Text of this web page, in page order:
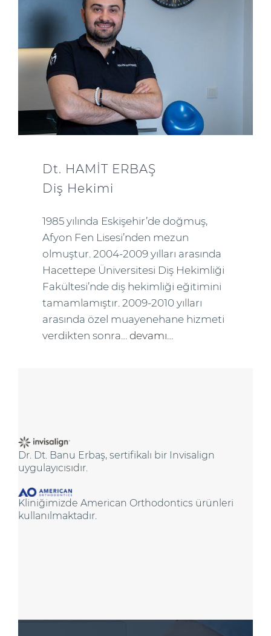
Dt. HAMİT ERBAŞ
Diş Hekimi
1985 yılında Eskişehir’de doğmuş,
Afyon Fen Lisesi’nden mezun
olmuştur. 2004-2009 yılları arasında
Hacettepe Üniversitesi Diş Hekimliği
Fakültesi’nde diş hekimliği eğitimini
tamamlamıştır. 2009-2010 yılları
arasında özel muayenehane hizmeti
verdikten sonra… devamı…
Dr. Dt. Banu Erbaş, sertifikalı bir Invisalign
uygulayıcısıdır.
Kliniğimizde American Orthodontics ürünleri
kullanılmaktadır.